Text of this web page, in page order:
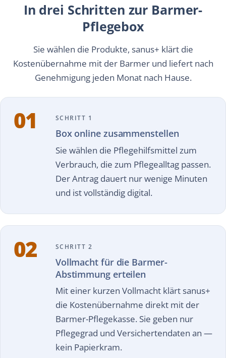
In drei Schritten zur Barmer-
Pflegebox
Sie wählen die Produkte, sanus+ klärt die
Kostenübernahme mit der Barmer und liefert nach
Genehmigung jeden Monat nach Hause.
01 SCHRITT 1
Box online zusammenstellen
Sie wählen die Pflegehilfsmittel zum
Verbrauch, die zum Pflegealltag passen.
Der Antrag dauert nur wenige Minuten
und ist vollständig digital.
02 SCHRITT 2
Vollmacht für die Barmer-
Abstimmung erteilen
Mit einer kurzen Vollmacht klärt sanus+
die Kostenübernahme direkt mit der
Barmer-Pflegekasse. Sie geben nur
Pflegegrad und Versichertendaten an —
kein Papierkram.